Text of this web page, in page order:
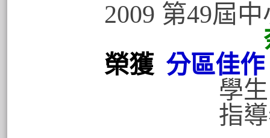
2009 第49屆
榮獲 分區佳作
學生:吳
指導老師